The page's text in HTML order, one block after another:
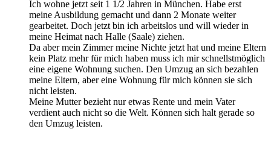
Ich wohne jetzt seit 1 1/2 Jahren in München. Habe erst
meine Ausbildung gemacht und dann 2 Monate weiter
gearbeitet. Doch jetzt bin ich arbeitslos und will wieder in
meine Heimat nach Halle (Saale) ziehen.
Da aber mein Zimmer meine Nichte jetzt hat und meine Eltern
kein Platz mehr für mich haben muss ich mir schnellstmöglich
eine eigene Wohnung suchen. Den Umzug an sich bezahlen
meine Eltern, aber eine Wohnung für mich können sie sich
nicht leisten.
Meine Mutter bezieht nur etwas Rente und mein Vater
verdient auch nicht so die Welt. Können sich halt gerade so
den Umzug leisten.